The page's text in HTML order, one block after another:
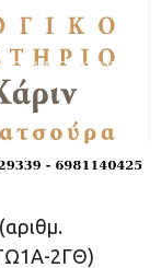
2ΓΘ)